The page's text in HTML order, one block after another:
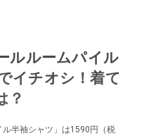
ルルームパイル
イチオシ！着て
？
半袖シャツ」は1590円（税